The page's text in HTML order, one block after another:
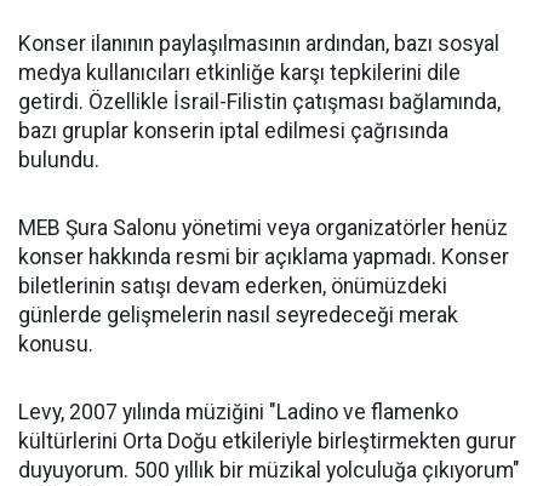
Konser ilanının paylaşılmasının ardından, bazı sosyal
medya kullanıcıları etkinliğe karşı tepkilerini dile
getirdi. Özellikle İsrail-Filistin çatışması bağlamında,
bazı gruplar konserin iptal edilmesi çağrısında
bulundu.
MEB Şura Salonu yönetimi veya organizatörler henüz
konser hakkında resmi bir açıklama yapmadı. Konser
biletlerinin satışı devam ederken, önümüzdeki
günlerde gelişmelerin nasıl seyredeceği merak
konusu.
Levy, 2007 yılında müziğini "Ladino ve flamenko
kültürlerini Orta Doğu etkileriyle birleştirmekten gurur
duyuyorum. 500 yıllık bir müzikal yolculuğa çıkıyorum"